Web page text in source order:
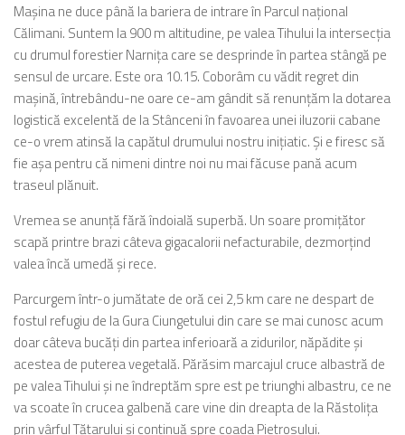
Maşina ne duce până la bariera de intrare în Parcul naţional
Călimani. Suntem la 900 m altitudine, pe valea Tihului la intersecţia
cu drumul forestier Narniţa care se desprinde în partea stângă pe
sensul de urcare. Este ora 10.15. Coborâm cu vădit regret din
maşină, întrebându-ne oare ce-am gândit să renunţăm la dotarea
logistică excelentă de la Stânceni în favoarea unei iluzorii cabane
ce-o vrem atinsă la capătul drumului nostru iniţiatic. Şi e firesc să
fie aşa pentru că nimeni dintre noi nu mai făcuse pană acum
traseul plănuit.
Vremea se anunţă fără îndoială superbă. Un soare promiţător
scapă printre brazi câteva gigacalorii nefacturabile, dezmorţind
valea încă umedă şi rece.
Parcurgem într-o jumătate de oră cei 2,5 km care ne despart de
fostul refugiu de la Gura Ciungetului din care se mai cunosc acum
doar câteva bucăţi din partea inferioară a zidurilor, năpădite şi
acestea de puterea vegetală. Părăsim marcajul cruce albastră de
pe valea Tihului şi ne îndreptăm spre est pe triunghi albastru, ce ne
va scoate în crucea galbenă care vine din dreapta de la Răstoliţa
prin vârful Tătarului şi continuă spre coada Pietrosului.